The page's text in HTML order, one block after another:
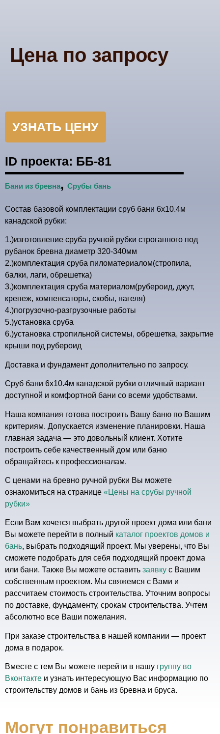
Цена по запросу
УЗНАТЬ ЦЕНУ
ID проекта: ББ-81
Бани из бревна, Срубы бань
Состав базовой комплектации сруб бани 6х10.4м
канадской рубки:
1.)изготовление сруба ручной рубки строганного под
рубанок бревна диаметр 320-340мм
2.)комплектация сруба пиломатериалом(стропила,
балки, лаги, обрешетка)
3.)комплектация сруба материалом(рубероид, джут,
крепеж, компенсаторы, скобы, нагеля)
4.)погрузочно-разгрузочные работы
5.)установка сруба
6.)установка стропильной системы, обрешетка, закрытие
крыши под рубероид
Доставка и фундамент дополнительно по запросу.
Сруб бани 6х10.4м канадской рубки отличный вариант
доступной и комфортной бани со всеми удобствами.
Наша компания готова построить Вашу баню по Вашим
критериям. Допускается изменение планировки. Наша
главная задача — это довольный клиент. Хотите
построить себе качественный дом или баню
обращайтесь к профессионалам.
С ценами на бревно ручной рубки Вы можете
ознакомиться на странице «Цены на срубы ручной
рубки»
Если Вам хочется выбрать другой проект дома или бани
Вы можете перейти в полный каталог проектов домов и
бань, выбрать подходящий проект. Мы уверены, что Вы
сможете подобрать для себя подходящий проект дома
или бани. Также Вы можете оставить заявку с Вашим
собственным проектом. Мы свяжемся с Вами и
рассчитаем стоимость строительства. Уточним вопросы
по доставке, фундаменту, срокам строительства. Учтем
абсолютно все Ваши пожелания.
При заказе строительства в нашей компании — проект
дома в подарок.
Вместе с тем Вы можете перейти в нашу группу во
Вконтакте и узнать интересующую Вас информацию по
строительству домов и бань из бревна и бруса.
Могут понравиться